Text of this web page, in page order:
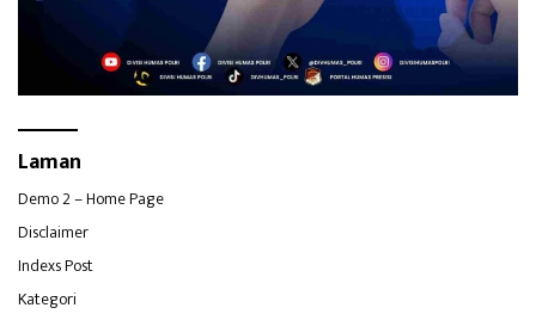
Laman
Demo 2 – Home Page
Disclaimer
Indexs Post
Kategori